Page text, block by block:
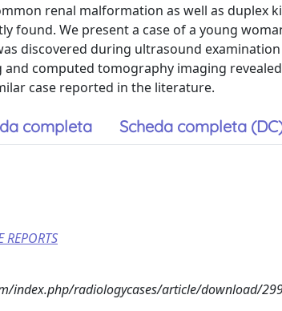
renal malformation as well as duplex
found. We present a case of a young
discovered during ultrasound
computed tomography imaging
case reported in the literature.
completa Scheda completa
REPORTS
index.php/radiologycases/article/download/